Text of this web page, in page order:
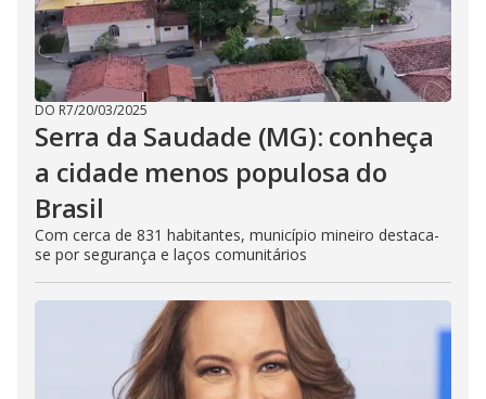
DO R7/20/03/2025
Serra da Saudade (MG): conheça
a cidade menos populosa do
Brasil
Com cerca de 831 habitantes, município mineiro destaca-
se por segurança e laços comunitários